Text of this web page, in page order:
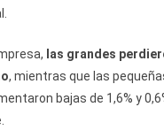
las grandes
, mientras que las
bajas de 1,6% y